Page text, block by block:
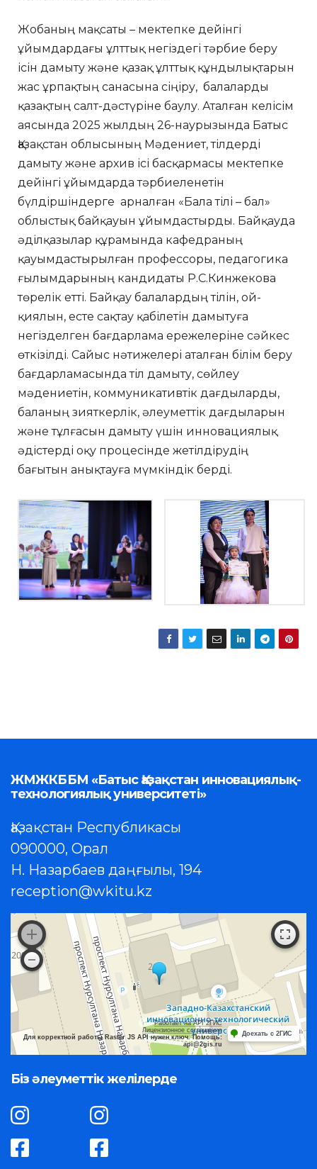
Жобаның мақсаты – мектепке дейінгі
ұйымдардағы ұлттық негіздегі тәрбие беру
ісін дамыту және қазақ ұлттық құндылықтарын
жас ұрпақтың санасына сіңіру, балаларды
қазақтың салт-дәстүріне баулу. Аталған келісім
аясында 2025 жылдың 26-наурызында Батыс
Қазақстан облысының Мәдениет, тілдерді
дамыту және архив ісі басқармасы мектепке
дейінгі ұйымдарда тәрбиеленетін
бүлдіршіндерге арналған «Бала тілі – бал»
облыстық байқауын ұйымдастырды. Байқауда
әділқазылар құрамында кафедраның
қауымдастырылған профессоры, педагогика
ғылымдарының кандидаты Р.С.Кинжекова
төрелік етті. Байқау балалардың тілін, ой-
қиялын, есте сақтау қабілетін дамытуға
негізделген бағдарлама ережелеріне сәйкес
өткізілді. Сайыс нәтижелері аталған білім беру
бағдарламасында тіл дамыту, сөйлеу
мәдениетін, коммуникативтік дағдыларды,
баланың зияткерлік, әлеуметтік дағдыларын
және тұлғасын дамыту үшін инновациялық
әдістерді оқу процесінде жетілдірудің
бағытын анықтауға мүмкіндік берді.
ЖМЖКББМ «Батыс Қазақстан инновациялық-
технологиялық университеті»
Қазақстан Республикасы
090000, Орал
Н. Назарбаев даңғылы, 194
reception@wkitu.kz
Работает на API 2ГИС
Лицензионное соглашение
Для корректной работы Raster JS API нужен ключ. Помощь:
api@2gis.ru
Доехать с 2ГИС
Біз әлеуметтік желілерде